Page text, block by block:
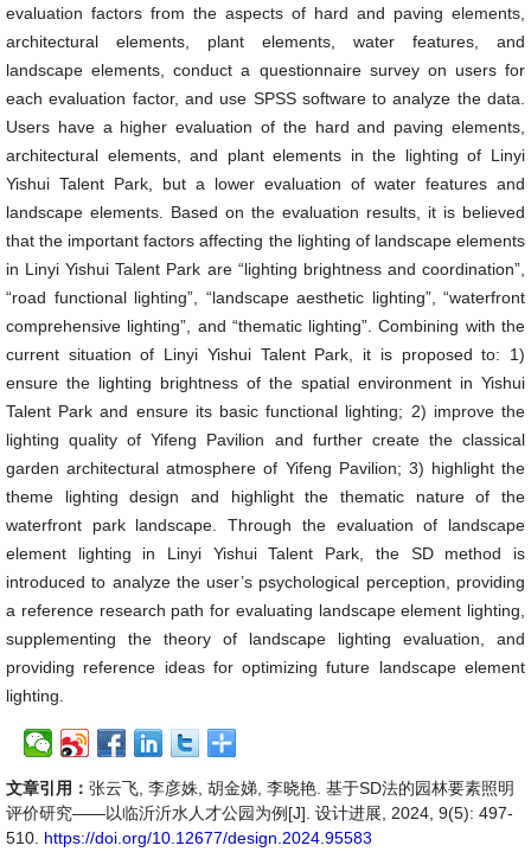
evaluation factors from the aspects of hard and paving elements,
architectural elements, plant elements, water features, and
landscape elements, conduct a questionnaire survey on users for
each evaluation factor, and use SPSS software to analyze the data.
Users have a higher evaluation of the hard and paving elements,
architectural elements, and plant elements in the lighting of Linyi
Yishui Talent Park, but a lower evaluation of water features and
landscape elements. Based on the evaluation results, it is believed
that the important factors affecting the lighting of landscape elements
in Linyi Yishui Talent Park are “lighting brightness and coordination”,
“road functional lighting”, “landscape aesthetic lighting”, “waterfront
comprehensive lighting”, and “thematic lighting”. Combining with the
current situation of Linyi Yishui Talent Park, it is proposed to: 1)
ensure the lighting brightness of the spatial environment in Yishui
Talent Park and ensure its basic functional lighting; 2) improve the
lighting quality of Yifeng Pavilion and further create the classical
garden architectural atmosphere of Yifeng Pavilion; 3) highlight the
theme lighting design and highlight the thematic nature of the
waterfront park landscape. Through the evaluation of landscape
element lighting in Linyi Yishui Talent Park, the SD method is
introduced to analyze the user’s psychological perception, providing
a reference research path for evaluating landscape element lighting,
supplementing the theory of landscape lighting evaluation, and
providing reference ideas for optimizing future landscape element
lighting.
文章引用： 张云飞, 李彦姝, 胡金娣, 李晓艳. 基于SD法的园林要素照明
评价研究——以临沂沂水人才公园为例[J]. 设计进展, 2024, 9(5): 497-
510. https://doi.org/10.12677/design.2024.95583